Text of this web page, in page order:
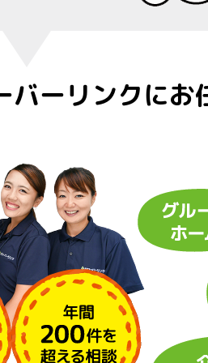
バーリンクにお